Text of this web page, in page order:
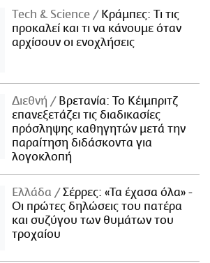
Τech & Science
Κράμπες: Τι τις
προκαλεί και τι να κάνουμε όταν
αρχίσουν οι ενοχλήσεις
Διεθνή
Βρετανία: Το Κέιμπριτζ
επανεξετάζει τις διαδικασίες
πρόσληψης καθηγητών μετά την
παραίτηση διδάσκοντα για
λογοκλοπή
Ελλάδα
Σέρρες: «Τα έχασα όλα» -
Οι πρώτες δηλώσεις του πατέρα
και συζύγου των θυμάτων του
τροχαίου